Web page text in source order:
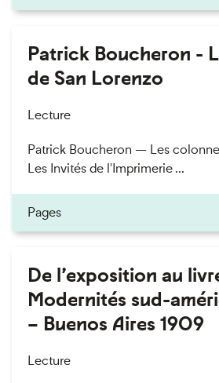
Patrick Boucheron -
de San Lorenzo
Lecture
Patrick Boucheron — Les
Les Invités de l'Imprimerie ...
Pages
De l’exposition au
Modernités sud-
– Buenos Aires 1909
Lecture